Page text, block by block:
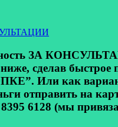
ЗА
сделав быстрое
Или как
отправить на
6128 (мы